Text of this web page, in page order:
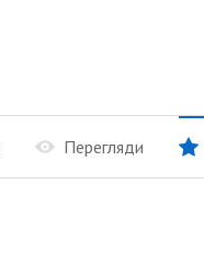
Перегляди